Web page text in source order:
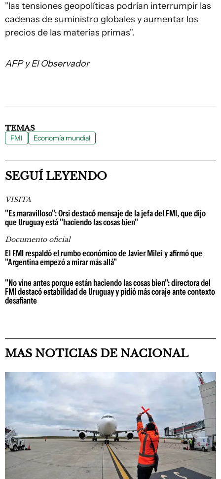
"las tensiones geopolíticas podrían interrumpir las
cadenas de suministro globales y aumentar los
precios de las materias primas".
AFP y El Observador
TEMAS
FMI Economía mundial
SEGUÍ LEYENDO
VISITA
"Es maravilloso": Orsi destacó mensaje de la jefa del FMI, que dijo
que Uruguay está "haciendo las cosas bien"
Documento oficial
El FMI respaldó el rumbo económico de Javier Milei y afirmó que
"Argentina empezó a mirar más allá"
"No vine antes porque están haciendo las cosas bien": directora del
FMI destacó estabilidad de Uruguay y pidió más coraje ante contexto
desafiante
MAS NOTICIAS DE NACIONAL